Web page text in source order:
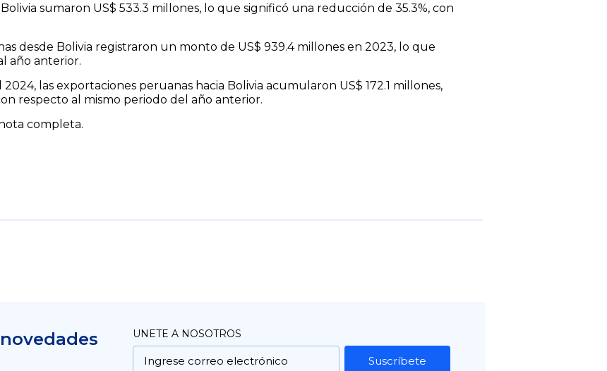
sumaron US$ 533.3 millones, lo que significó una reducción de 35.3%, con
desde Bolivia registraron un monto de US$ 939.4 millones en 2023, lo que
año anterior.
las exportaciones peruanas hacia Bolivia acumularon US$ 172.1 millones,
respecto al mismo periodo del año anterior.
completa.
UNETE A NOSOTROS
Suscríbete